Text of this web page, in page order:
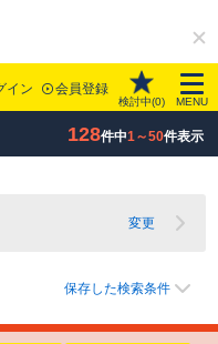
イン 会員登録
検討中(0) MENU
128件中1～50件表示
変更
保存した検索条件